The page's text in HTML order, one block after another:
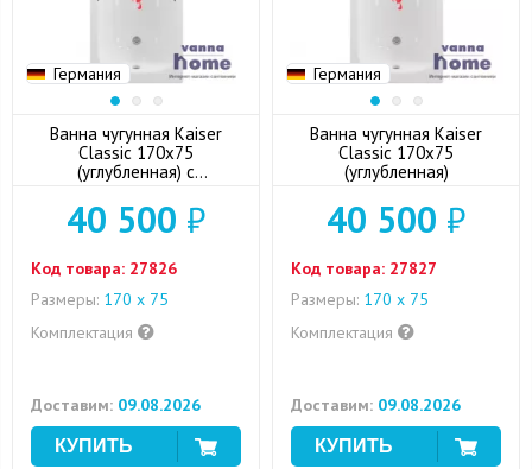
Германия
Ванна чугунная Kaiser
Classic 170x75
(углубленная) с
отверстиями для ручек
40 500 ₽
Код товара: 27826
Размеры: 170 х 75
Комплектация
Доставим: 09.08.2026
Германия
Ванна чугунная Kaiser
Classic 170x75
(углубленная)
40 500 ₽
Код товара: 27827
Размеры: 170 х 75
Комплектация
Доставим: 09.08.2026